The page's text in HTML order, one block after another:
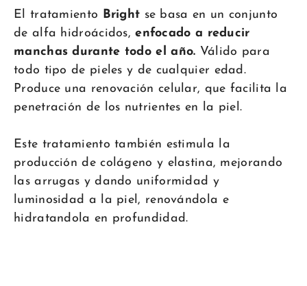
El tratamiento Bright se basa en un conjunto
de alfa hidroácidos,enfocado a reducir
manchas durante todo el año. Válido para
todo tipo de pieles y de cualquier edad.
Produce una renovación celular, que facilita la
penetración de los nutrientes en la piel.
Este tratamiento también estimula la
producción de colágeno y elastina, mejorando
las arrugas y dando uniformidad y
luminosidad a la piel, renovándola e
hidratandola en profundidad.